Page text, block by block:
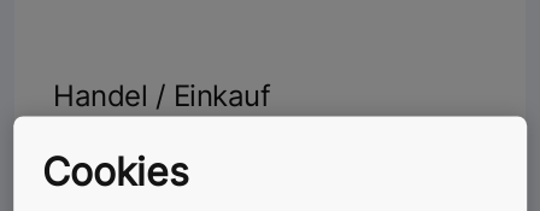
Handel / Einkauf
durchdacht sein. Shoppingcenter haben z.B.
Cookies